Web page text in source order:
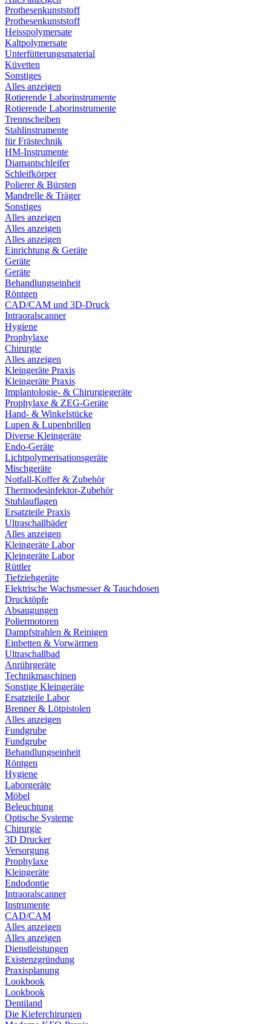
Prothesenkunststoff
Prothesenkunststoff
Heisspolymersate
Kaltpolymersate
Unterfütterungsmaterial
Küvetten
Sonstiges
Alles anzeigen
Rotierende Laborinstrumente
Rotierende Laborinstrumente
Trennscheiben
Stahlinstrumente
für Frästechnik
HM-Instrumente
Diamantschleifer
Schleifkörper
Polierer & Bürsten
Mandrelle & Träger
Sonstiges
Alles anzeigen
Alles anzeigen
Alles anzeigen
Einrichtung & Geräte
Geräte
Geräte
Behandlungseinheit
Röntgen
CAD/CAM und 3D-Druck
Intraoralscanner
Hygiene
Prophylaxe
Chirurgie
Alles anzeigen
Kleingeräte Praxis
Kleingeräte Praxis
Implantologie- & Chirurgiegeräte
Prophylaxe & ZEG-Geräte
Hand- & Winkelstücke
Lupen & Lupenbrillen
Diverse Kleingeräte
Endo-Geräte
Lichtpolymerisationsgeräte
Mischgeräte
Notfall-Koffer & Zubehör
Thermodesinfektor-Zubehör
Stuhlauflagen
Ersatzteile Praxis
Ultraschallbäder
Alles anzeigen
Kleingeräte Labor
Kleingeräte Labor
Rüttler
Tiefziehgeräte
Elektrische Wachsmesser & Tauchdosen
Drucktöpfe
Absaugungen
Poliermotoren
Dampfstrahlen & Reinigen
Einbetten & Vorwärmen
Ultraschallbad
Anrührgeräte
Technikmaschinen
Sonstige Kleingeräte
Ersatzteile Labor
Brenner & Lötpistolen
Alles anzeigen
Fundgrube
Fundgrube
Behandlungseinheit
Röntgen
Hygiene
Laborgeräte
Möbel
Beleuchtung
Optische Systeme
Chirurgie
3D Drucker
Versorgung
Prophylaxe
Kleingeräte
Endodontie
Intraoralscanner
Instrumente
CAD/CAM
Alles anzeigen
Alles anzeigen
Dienstleistungen
Existenzgründung
Praxisplanung
Lookbook
Lookbook
Dentiland
Die Kieferchirurgen